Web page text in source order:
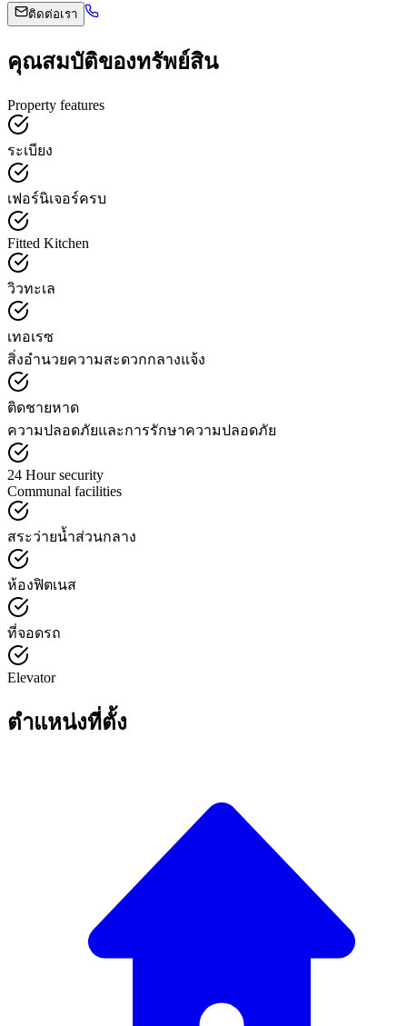
ติดต่อเรา
คุณสมบัติของทรัพย์สิน
Property features
ระเบียง
เฟอร์นิเจอร์ครบ
Fitted Kitchen
วิวทะเล
เทอเรซ
สิ่งอำนวยความสะดวกกลางแจ้ง
ติดชายหาด
ความปลอดภัยและการรักษาความปลอดภัย
24 Hour security
Communal facilities
สระว่ายน้ำส่วนกลาง
ห้องฟิตเนส
ที่จอดรถ
Elevator
ตำแหน่งที่ตั้ง